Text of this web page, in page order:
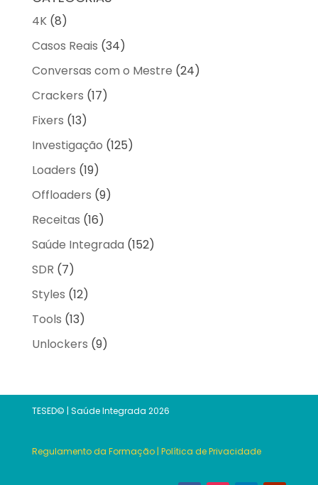
4K(8)
Casos Reais (34)
Conversas com o Mestre (24)
Crackers (17)
Fixers (13)
Investigação (125)
Loaders (19)
Offloaders (9)
Receitas (16)
Saúde Integrada (152)
SDR (7)
Styles (12)
Tools (13)
Unlockers (9)
TESED© | Saúde Integrada 2026
Regulamento da Formação| Política de Privacidade